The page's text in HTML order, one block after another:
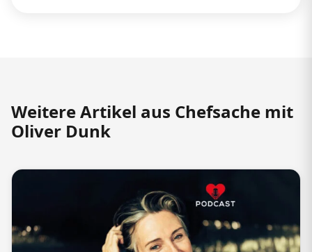
Weitere Artikel aus Chefsache mit
Oliver Dunk